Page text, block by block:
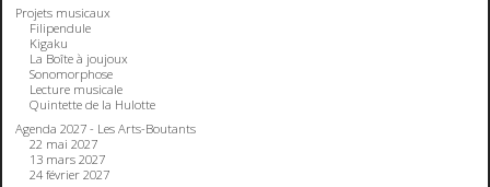
Projets musicaux
Filipendule
Kigaku
La Boîte à joujoux
Sonomorphose
Lecture musicale
Quintette de la Hulotte
Agenda 2027 - Les Arts-Boutants
22 mai 2027
13 mars 2027
24 février 2027